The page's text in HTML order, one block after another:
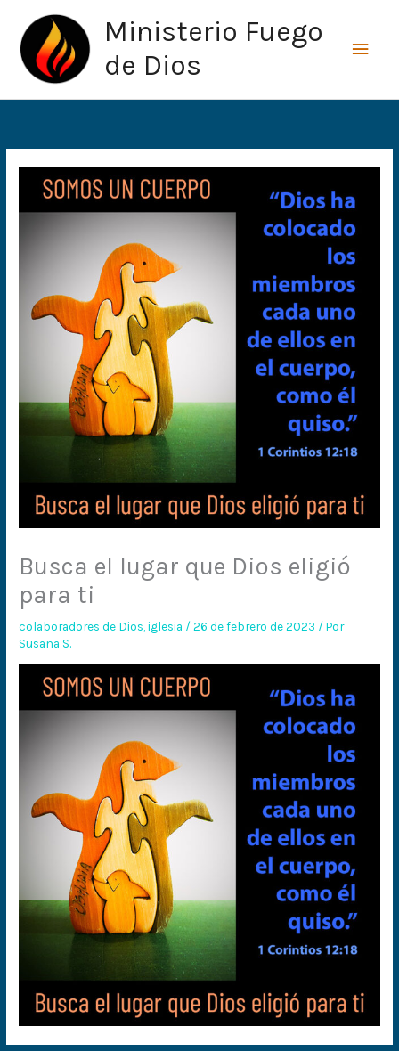
contenido
Ministerio Fuego
de Dios
Busca el lugar que Dios eligió
para ti
colaboradores de Dios,iglesia /26 de febrero de 2023 / Por
Susana S.